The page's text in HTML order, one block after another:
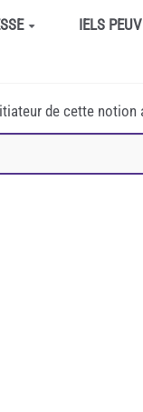
IELS
de cette